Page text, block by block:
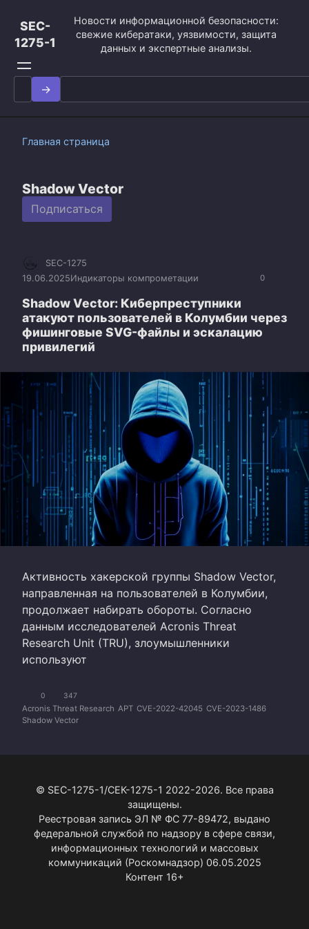
контенту
SEC-
1275-1
Новости информационной безопасности:
свежие кибератаки, уязвимости, защита
данных и экспертные анализы.
Search
for:
Главная страница
Shadow Vector
Подписаться
0
SEC-1275
19.06.2025Индикаторы компрометации
Shadow Vector: Киберпреступники
атакуют пользователей в Колумбии через
фишинговые SVG-файлы и эскалацию
привилегий
Активность хакерской группы Shadow Vector,
направленная на пользователей в Колумбии,
продолжает набирать обороты. Согласно
данным исследователей Acronis Threat
Research Unit (TRU), злоумышленники
используют
0 347
Acronis Threat Research APT CVE-2022-42045 CVE-2023-1486
Shadow Vector
© SEC-1275-1/СЕК-1275-1 2022-2026. Все права
защищены.
Реестровая запись ЭЛ № ФС 77-89472, выдано
федеральной службой по надзору в сфере связи,
информационных технологий и массовых
коммуникаций (Роскомнадзор) 06.05.2025
Контент 16+